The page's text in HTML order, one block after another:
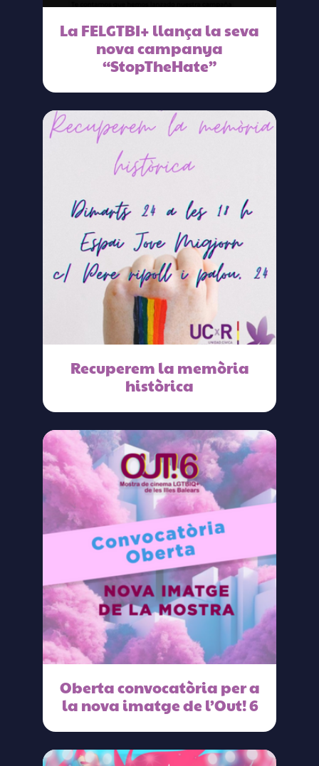
La FELGTBI+ llança la seva
nova campanya
“StopTheHate”
Recuperem la memòria
històrica
Oberta convocatòria per a
la nova imatge de l’Out! 6